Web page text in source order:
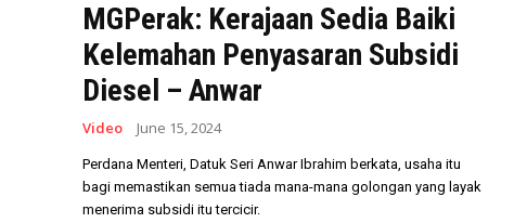
MGPerak: Kerajaan Sedia Baiki
Kelemahan Penyasaran Subsidi
Diesel – Anwar
Video June 15, 2024
Perdana Menteri, Datuk Seri Anwar Ibrahim berkata, usaha itu
bagi memastikan semua tiada mana-mana golongan yang layak
menerima subsidi itu tercicir.